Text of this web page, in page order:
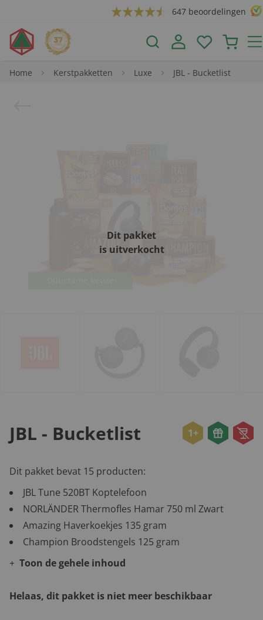
647 beoordelingen
Home Kerstpakketten Luxe JBL - Bucketlist
Dit pakket
is uitverkocht
JBL - Bucketlist 1+
Dit pakket bevat 15 producten:
JBL Tune 520BT Koptelefoon
NORLÄNDER Thermofles Hamar 750 ml Zwart
Amazing Haverkoekjes 135 gram
Champion Broodstengels 125 gram
Toon de gehele inhoud
Helaas, dit pakket is niet meer beschikbaar